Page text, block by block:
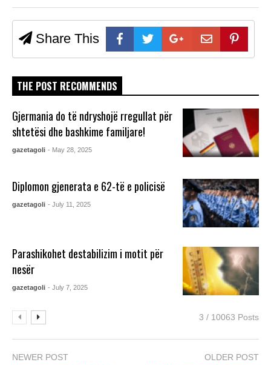
Share This
THE POST RECOMMENDS
Gjermania do të ndryshojë rregullat për
shtetësi dhe bashkime familjare!
gazetagoli - May 28, 2025
Diplomon gjenerata e 62-të e policisë
gazetagoli - July 11, 2025
Parashikohet destabilizim i motit për
nesër
gazetagoli - July 7, 2025
3 / 10063 Posts
NEWER POST OLDER POST